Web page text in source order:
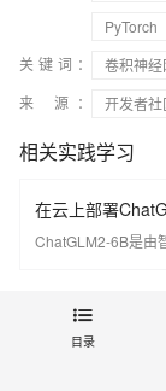
PyTorch
关键词：
卷积神经
来 源：
开发者社
相关实践学习
在云上部署
ChatGLM2-6B是由
对话开源大模型。
目录